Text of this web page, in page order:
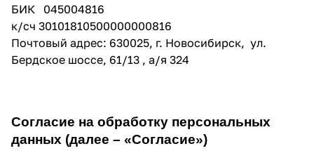
БИК 045004816
к/сч 30101810500000000816
Почтовый адрес: 630025, г. Новосибирск, ул.
Бердское шоссе, 61/13 , а/я 324
Согласие на обработку персональных
данных (далее – «Согласие»)